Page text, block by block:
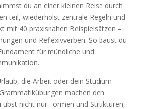
du an einer kleinen Reise durch
teil, wiederholst zentrale Regeln und
mit 40 praxisnahen Beispielsätzen –
und Reflexivverben. So baust du
für mündliche und
die Arbeit oder dein Studium
machen den
übst nicht nur Formen und Strukturen,